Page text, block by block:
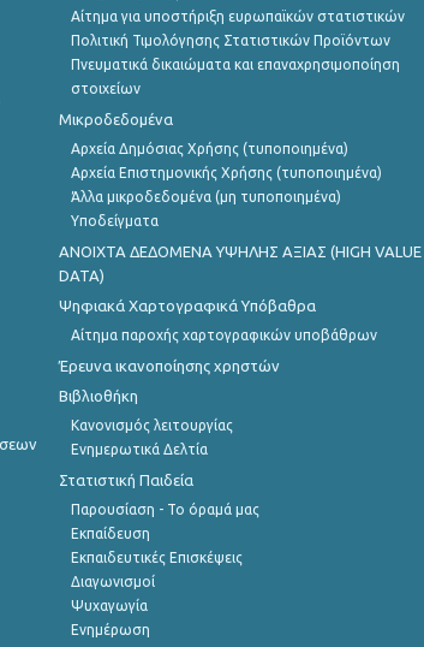
Αίτημα για υποστήριξη ευρωπαϊκών στατιστικών
Πολιτική Τιμολόγησης Στατιστικών Προϊόντων
Πνευματικά δικαιώματα και επαναχρησιμοποίηση
στοιχείων
Μικροδεδομένα
Αρχεία Δημόσιας Χρήσης (τυποποιημένα)
Αρχεία Επιστημονικής Χρήσης (τυποποιημένα)
Άλλα μικροδεδομένα (μη τυποποιημένα)
Υποδείγματα
ANOIXTA ΔΕΔΟΜΕΝΑ ΥΨΗΛΗΣ ΑΞΙΑΣ (HIGH VALUE
DATA)
Ψηφιακά Χαρτογραφικά Υπόβαθρα
Αίτημα παροχής χαρτογραφικών υποβάθρων
Έρευνα ικανοποίησης χρηστών
Βιβλιοθήκη
Κανονισμός λειτουργίας
Ενημερωτικά Δελτία
Στατιστική Παιδεία
Παρουσίαση - Το όραμά μας
Εκπαίδευση
Εκπαιδευτικές Επισκέψεις
Διαγωνισμοί
Ψυχαγωγία
Ενημέρωση